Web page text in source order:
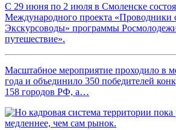
С 29 июня по 2 июля в Смоленске
Международного проекта «Проводники
Экскурсоводы» программы
путешествие».
Масштабное мероприятие проходило в
года и объединило 350 победителей
158 городов РФ, а…